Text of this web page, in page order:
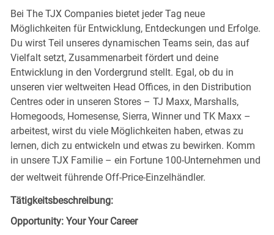
Bei The TJX Companies bietet jeder Tag neue
Möglichkeiten für Entwicklung, Entdeckungen und Erfolge.
Du wirst Teil unseres dynamischen Teams sein, das auf
Vielfalt setzt, Zusammenarbeit fördert und deine
Entwicklung in den Vordergrund stellt. Egal, ob du in
unseren vier weltweiten Head Offices, in den Distribution
Centres oder in unseren Stores – TJ Maxx, Marshalls,
Homegoods, Homesense, Sierra, Winner und TK Maxx –
arbeitest, wirst du viele Möglichkeiten haben, etwas zu
lernen, dich zu entwickeln und etwas zu bewirken. Komm
in unsere TJX Familie – ein Fortune 100-Unternehmen und
der weltweit führende Off-Price-Einzelhändler.
Tätigkeitsbeschreibung:
Opportunity: Your Your Career